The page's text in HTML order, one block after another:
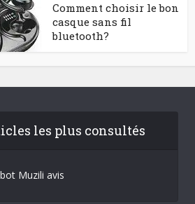
Comment choisir le bon
casque sans fil
bluetooth?
les plus consultés
Muzili avis